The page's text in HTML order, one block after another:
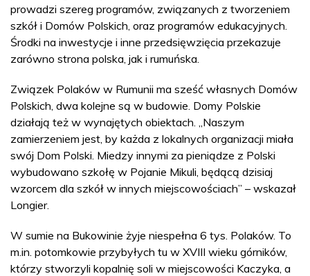
prowadzi szereg programów, związanych z tworzeniem
szkół i Domów Polskich, oraz programów edukacyjnych.
Środki na inwestycje i inne przedsięwzięcia przekazuje
zarówno strona polska, jak i rumuńska.
Związek Polaków w Rumunii ma sześć własnych Domów
Polskich, dwa kolejne są w budowie. Domy Polskie
działają też w wynajętych obiektach. „Naszym
zamierzeniem jest, by każda z lokalnych organizacji miała
swój Dom Polski. Miedzy innymi za pieniądze z Polski
wybudowano szkołę w Pojanie Mikuli, będącą dzisiaj
wzorcem dla szkół w innych miejscowościach” – wskazał
Longier.
W sumie na Bukowinie żyje niespełna 6 tys. Polaków. To
m.in. potomkowie przybyłych tu w XVIII wieku górników,
którzy stworzyli kopalnię soli w miejscowości Kaczyka, a